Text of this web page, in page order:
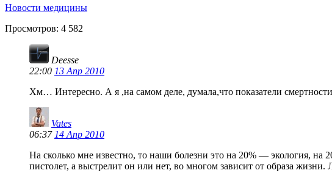
Новости медицины
Просмотров: 4 582
Deesse
22:00 13 Апр 2010
Хм… Интересно. А я ,на самом деле, думала,что показатели
Vates
06:37 14 Апр 2010
На сколько мне известно, то наши болезни это на 20% — экология,
пистолет, а выстрелит он или нет, во многом зависит от образа